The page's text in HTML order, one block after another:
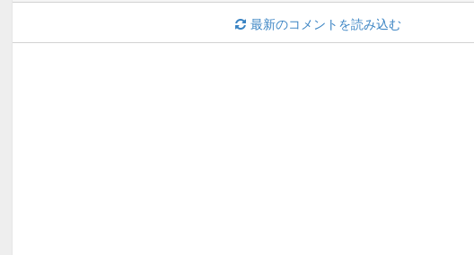
最新のコメントを読み込む